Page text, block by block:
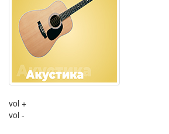
vol +
vol -